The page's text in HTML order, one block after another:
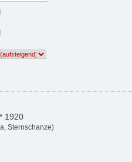
1920
Sternschanze)